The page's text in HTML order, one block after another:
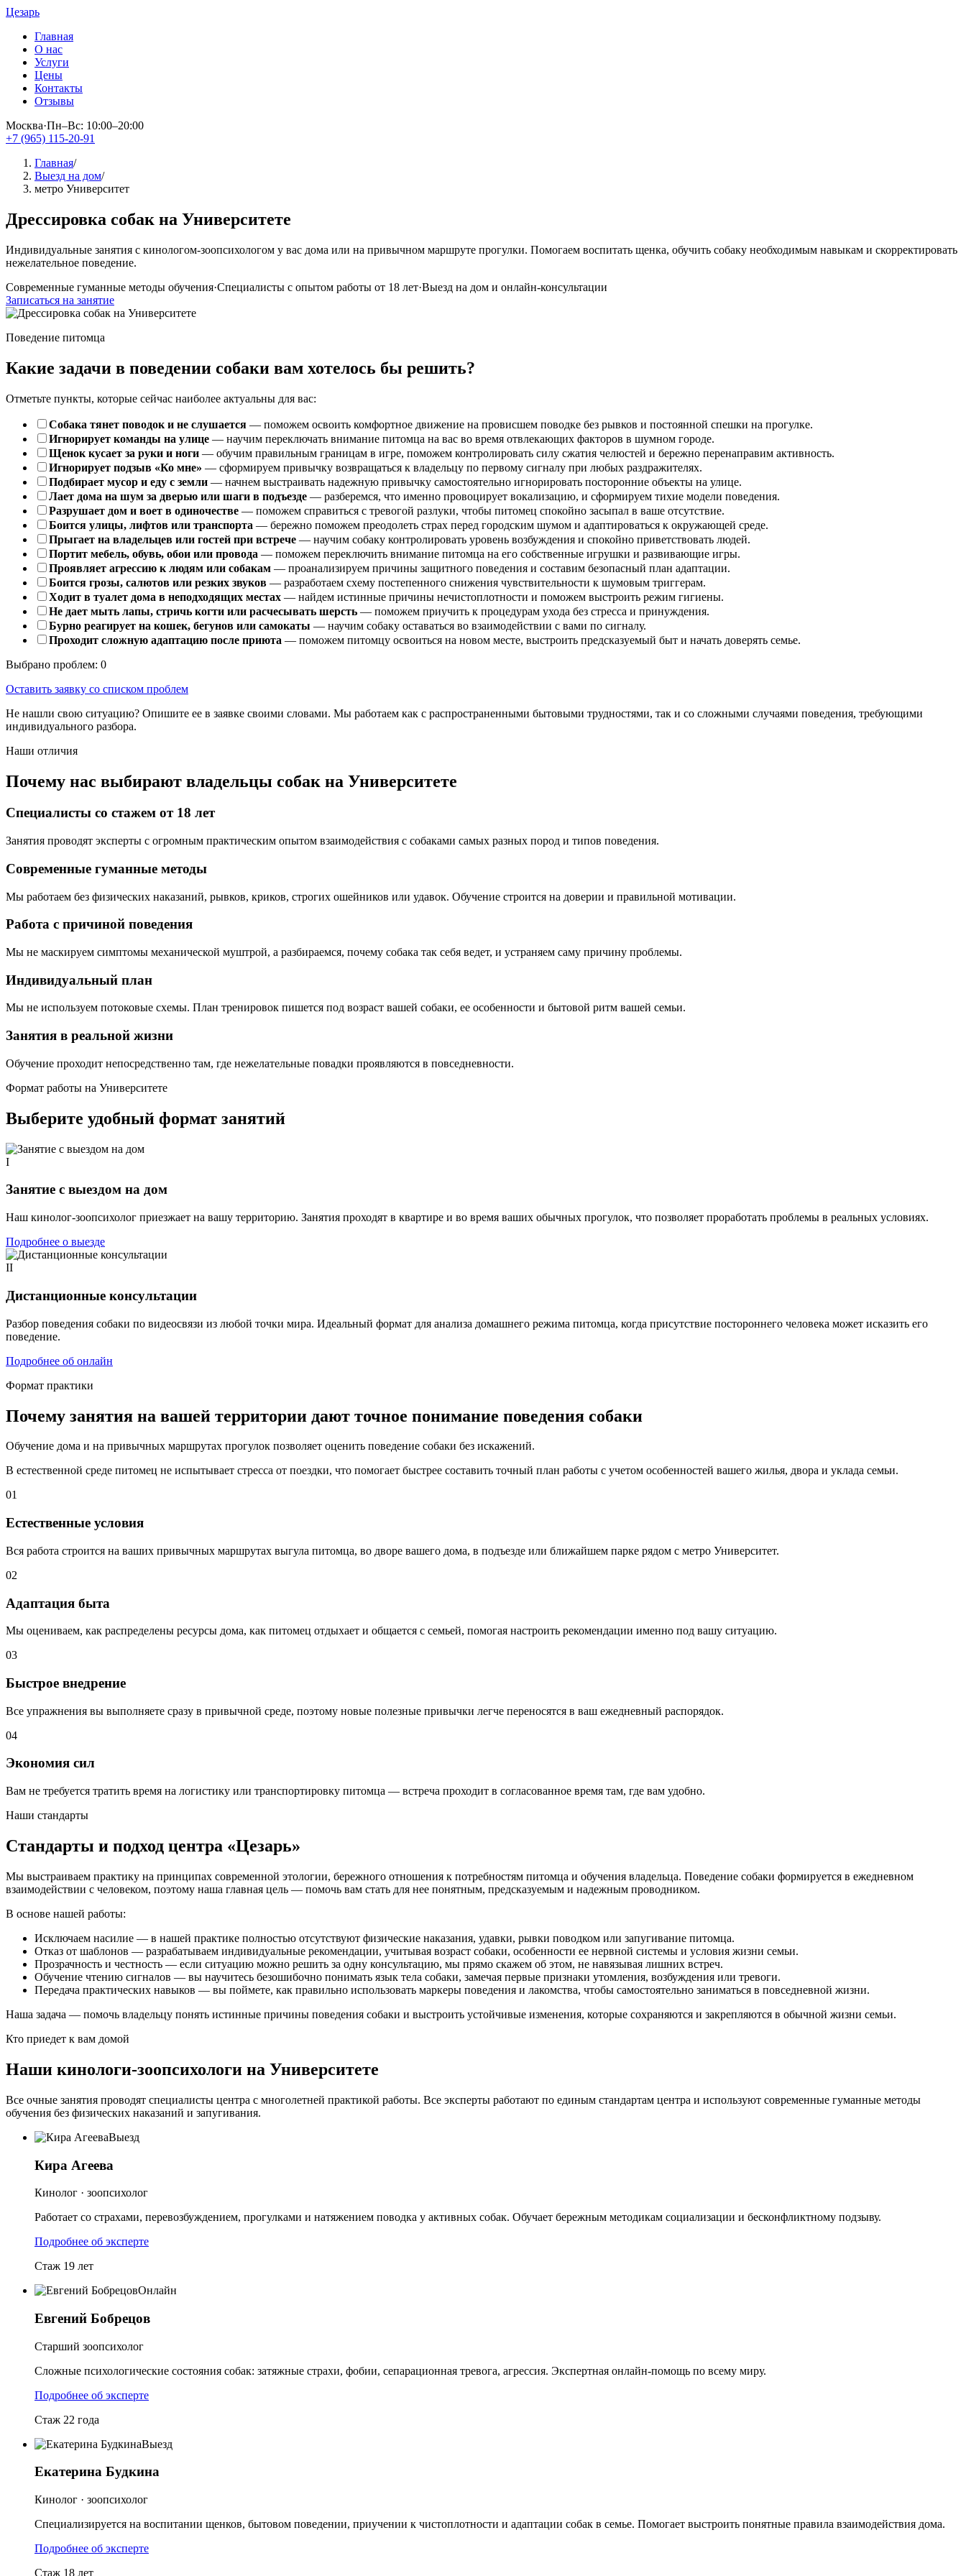
Цезарь
Главная
О нас
Услуги
Цены
Контакты
Отзывы
Москва·Пн–Вс: 10:00–20:00
+7 (965) 115-20-91
Главная/
Выезд на дом/
метро Университет
Дрессировка собак на Университете
Индивидуальные занятия с кинологом-зоопсихологом у вас дома или на привычном маршруте прогулки. Помогаем воспитать щенка, обучить собаку необходимым навыкам и скорректировать
нежелательное поведение.
Современные гуманные методы обучения·Специалисты с опытом работы от 18 лет·Выезд на дом и онлайн-консультации
Записаться на занятие
Поведение питомца
Какие задачи в поведении собаки вам хотелось бы решить?
Отметьте пункты, которые сейчас наиболее актуальны для вас:
Собака тянет поводок и не слушается — поможем освоить комфортное движение на провисшем поводке без рывков и постоянной спешки на прогулке.
Игнорирует команды на улице — научим переключать внимание питомца на вас во время отвлекающих факторов в шумном городе.
Щенок кусает за руки и ноги — обучим правильным границам в игре, поможем контролировать силу сжатия челюстей и бережно перенаправим активность.
Игнорирует подзыв «Ко мне» — сформируем привычку возвращаться к владельцу по первому сигналу при любых раздражителях.
Подбирает мусор и еду с земли — начнем выстраивать надежную привычку самостоятельно игнорировать посторонние объекты на улице.
Лает дома на шум за дверью или шаги в подъезде — разберемся, что именно провоцирует вокализацию, и сформируем тихие модели поведения.
Разрушает дом и воет в одиночестве — поможем справиться с тревогой разлуки, чтобы питомец спокойно засыпал в ваше отсутствие.
Боится улицы, лифтов или транспорта — бережно поможем преодолеть страх перед городским шумом и адаптироваться к окружающей среде.
Прыгает на владельцев или гостей при встрече — научим собаку контролировать уровень возбуждения и спокойно приветствовать людей.
Портит мебель, обувь, обои или провода — поможем переключить внимание питомца на его собственные игрушки и развивающие игры.
Проявляет агрессию к людям или собакам — проанализируем причины защитного поведения и составим безопасный план адаптации.
Боится грозы, салютов или резких звуков — разработаем схему постепенного снижения чувствительности к шумовым триггерам.
Ходит в туалет дома в неподходящих местах — найдем истинные причины нечистоплотности и поможем выстроить режим гигиены.
Не дает мыть лапы, стричь когти или расчесывать шерсть — поможем приучить к процедурам ухода без стресса и принуждения.
Бурно реагирует на кошек, бегунов или самокаты — научим собаку оставаться во взаимодействии с вами по сигналу.
Проходит сложную адаптацию после приюта — поможем питомцу освоиться на новом месте, выстроить предсказуемый быт и начать доверять семье.
Выбрано проблем: 0
Оставить заявку со списком проблем
Не нашли свою ситуацию? Опишите ее в заявке своими словами. Мы работаем как с распространенными бытовыми трудностями, так и со сложными случаями поведения, требующими
индивидуального разбора.
Наши отличия
Почему нас выбирают владельцы собак на Университете
Специалисты со стажем от 18 лет
Занятия проводят эксперты с огромным практическим опытом взаимодействия с собаками самых разных пород и типов поведения.
Современные гуманные методы
Мы работаем без физических наказаний, рывков, криков, строгих ошейников или удавок. Обучение строится на доверии и правильной мотивации.
Работа с причиной поведения
Мы не маскируем симптомы механической муштрой, а разбираемся, почему собака так себя ведет, и устраняем саму причину проблемы.
Индивидуальный план
Мы не используем потоковые схемы. План тренировок пишется под возраст вашей собаки, ее особенности и бытовой ритм вашей семьи.
Занятия в реальной жизни
Обучение проходит непосредственно там, где нежелательные повадки проявляются в повседневности.
Формат работы на Университете
Выберите удобный формат занятий
I
Занятие с выездом на дом
Наш кинолог-зоопсихолог приезжает на вашу территорию. Занятия проходят в квартире и во время ваших обычных прогулок, что позволяет проработать проблемы в реальных условиях.
Подробнее о выезде
II
Дистанционные консультации
Разбор поведения собаки по видеосвязи из любой точки мира. Идеальный формат для анализа домашнего режима питомца, когда присутствие постороннего человека может исказить его
поведение.
Подробнее об онлайн
Формат практики
Почему занятия на вашей территории дают точное понимание поведения собаки
Обучение дома и на привычных маршрутах прогулок позволяет оценить поведение собаки без искажений.
В естественной среде питомец не испытывает стресса от поездки, что помогает быстрее составить точный план работы с учетом особенностей вашего жилья, двора и уклада семьи.
01
Естественные условия
Вся работа строится на ваших привычных маршрутах выгула питомца, во дворе вашего дома, в подъезде или ближайшем парке рядом с метро Университет.
02
Адаптация быта
Мы оцениваем, как распределены ресурсы дома, как питомец отдыхает и общается с семьей, помогая настроить рекомендации именно под вашу ситуацию.
03
Быстрое внедрение
Все упражнения вы выполняете сразу в привычной среде, поэтому новые полезные привычки легче переносятся в ваш ежедневный распорядок.
04
Экономия сил
Вам не требуется тратить время на логистику или транспортировку питомца — встреча проходит в согласованное время там, где вам удобно.
Наши стандарты
Стандарты и подход центра «Цезарь»
Мы выстраиваем практику на принципах современной этологии, бережного отношения к потребностям питомца и обучения владельца. Поведение собаки формируется в ежедневном
взаимодействии с человеком, поэтому наша главная цель — помочь вам стать для нее понятным, предсказуемым и надежным проводником.
В основе нашей работы:
Исключаем насилие — в нашей практике полностью отсутствуют физические наказания, удавки, рывки поводком или запугивание питомца.
Отказ от шаблонов — разрабатываем индивидуальные рекомендации, учитывая возраст собаки, особенности ее нервной системы и условия жизни семьи.
Прозрачность и честность — если ситуацию можно решить за одну консультацию, мы прямо скажем об этом, не навязывая лишних встреч.
Обучение чтению сигналов — вы научитесь безошибочно понимать язык тела собаки, замечая первые признаки утомления, возбуждения или тревоги.
Передача практических навыков — вы поймете, как правильно использовать маркеры поведения и лакомства, чтобы самостоятельно заниматься в повседневной жизни.
Наша задача — помочь владельцу понять истинные причины поведения собаки и выстроить устойчивые изменения, которые сохраняются и закрепляются в обычной жизни семьи.
Кто приедет к вам домой
Наши кинологи-зоопсихологи на Университете
Все очные занятия проводят специалисты центра с многолетней практикой работы. Все эксперты работают по единым стандартам центра и используют современные гуманные методы
обучения без физических наказаний и запугивания.
Выезд
Кира Агеева
Кинолог · зоопсихолог
Работает со страхами, перевозбуждением, прогулками и натяжением поводка у активных собак. Обучает бережным методикам социализации и бесконфликтному подзыву.
Подробнее об эксперте
Стаж 19 лет
Онлайн
Евгений Бобрецов
Старший зоопсихолог
Сложные психологические состояния собак: затяжные страхи, фобии, сепарационная тревога, агрессия. Экспертная онлайн-помощь по всему миру.
Подробнее об эксперте
Стаж 22 года
Выезд
Екатерина Будкина
Кинолог · зоопсихолог
Специализируется на воспитании щенков, бытовом поведении, приучении к чистоплотности и адаптации собак в семье. Помогает выстроить понятные правила взаимодействия дома.
Подробнее об эксперте
Стаж 18 лет